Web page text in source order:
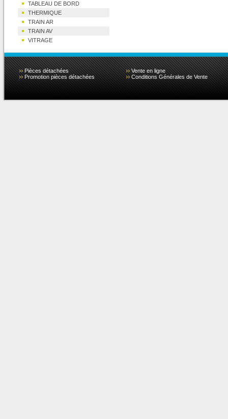
TABLEAU DE BORD
THERMIQUE
TRAIN AR
TRAIN AV
VITRAGE
Pièces détachées
Vente en ligne
Promotion pièces détachées
Conditions Générales de Vente